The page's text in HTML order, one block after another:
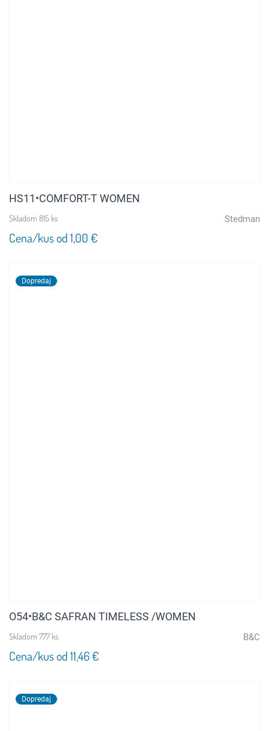
HS11•COMFORT-T WOMEN
Skladom 815 ks Stedman
Cena/kus od 1,00 €
Dopredaj
O54•B&C SAFRAN TIMELESS /WOMEN
Skladom 777 ks B&C
Cena/kus od 11,46 €
Dopredaj